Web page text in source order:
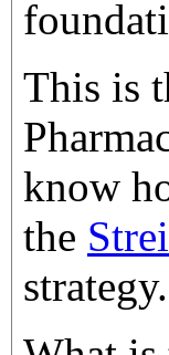
This is
know
the
strategy.